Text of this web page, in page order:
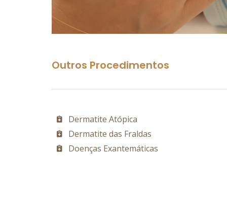
Outros Procedimentos
Dermatite Atópica
Dermatite das Fraldas
Doenças Exantemáticas